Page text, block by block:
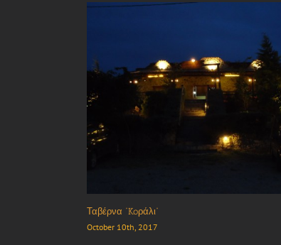
Ταβέρνα “Koράλι”
October 10th, 2017